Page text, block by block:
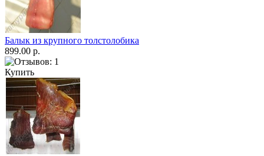
Балык из крупного толстолобика
899.00 р.
Купить